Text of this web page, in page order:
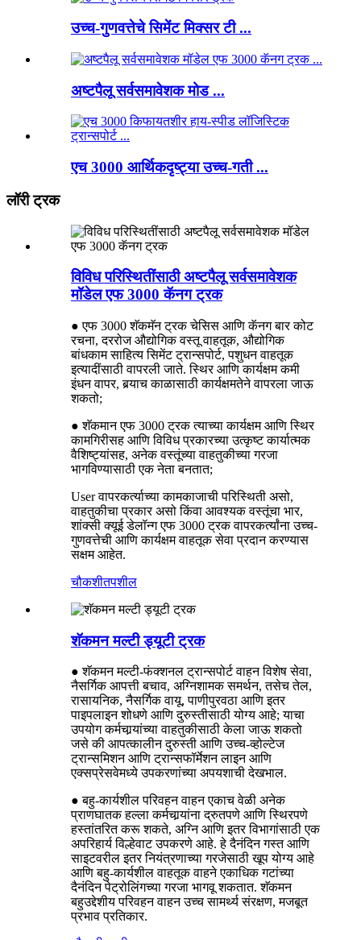
उच्च-गुणवत्तेचे सिमेंट मिक्सर टी ...
अष्टपैलू सर्वसमावेशक मोड ...
एच 3000 आर्थिकदृष्ट्या उच्च-गती ...
लॉरी ट्रक
विविध परिस्थितींसाठी अष्टपैलू सर्वसमावेशक
मॉडेल एफ 3000 कॅनग ट्रक
● एफ 3000 शॅकमॅन ट्रक चेसिस आणि कॅनग बार कोट
रचना, दररोज औद्योगिक वस्तू वाहतूक, औद्योगिक
बांधकाम साहित्य सिमेंट ट्रान्सपोर्ट, पशुधन वाहतूक
इत्यादींसाठी वापरली जाते. स्थिर आणि कार्यक्षम कमी
इंधन वापर, बर्‍याच काळासाठी कार्यक्षमतेने वापरला जाऊ
शकतो;
● शॅकमान एफ 3000 ट्रक त्याच्या कार्यक्षम आणि स्थिर
कामगिरीसह आणि विविध प्रकारच्या उत्कृष्ट कार्यात्मक
वैशिष्ट्यांसह, अनेक वस्तूंच्या वाहतुकीच्या गरजा
भागविण्यासाठी एक नेता बनतात;
User वापरकर्त्याच्या कामकाजाची परिस्थिती असो,
वाहतुकीचा प्रकार असो किंवा आवश्यक वस्तूंचा भार,
शांक्सी क्यूई डेलॉन्ग एफ 3000 ट्रक वापरकर्त्यांना उच्च-
गुणवत्तेची आणि कार्यक्षम वाहतूक सेवा प्रदान करण्यास
सक्षम आहेत.
चौकशीतपशील
शॅकमन मल्टी ड्यूटी ट्रक
● शॅकमन मल्टी-फंक्शनल ट्रान्सपोर्ट वाहन विशेष सेवा,
नैसर्गिक आपत्ती बचाव, अग्निशामक समर्थन, तसेच तेल,
रासायनिक, नैसर्गिक वायू, पाणीपुरवठा आणि इतर
पाइपलाइन शोधणे आणि दुरुस्तीसाठी योग्य आहे; याचा
उपयोग कर्मचार्‍यांच्या वाहतुकीसाठी केला जाऊ शकतो
जसे की आपत्कालीन दुरुस्ती आणि उच्च-व्होल्टेज
ट्रान्समिशन आणि ट्रान्सफॉर्मेशन लाइन आणि
एक्सप्रेसवेमध्ये उपकरणांच्या अपयशाची देखभाल.
● बहु-कार्यशील परिवहन वाहन एकाच वेळी अनेक
प्राणघातक हल्ला कर्मचार्‍यांना द्रुतपणे आणि स्थिरपणे
हस्तांतरित करू शकते, अग्नि आणि इतर विभागांसाठी एक
अपरिहार्य विल्हेवाट उपकरणे आहे. हे दैनंदिन गस्त आणि
साइटवरील इतर नियंत्रणाच्या गरजेसाठी खूप योग्य आहे
आणि बहु-कार्यशील वाहतूक वाहने एकाधिक गटांच्या
दैनंदिन पेट्रोलिंगच्या गरजा भागवू शकतात. शॅकमन
बहुउद्देशीय परिवहन वाहन उच्च सामर्थ्य संरक्षण, मजबूत
प्रभाव प्रतिकार.